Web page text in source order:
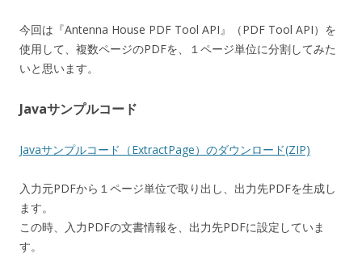
今回は『Antenna House PDF Tool API』（PDF Tool API）を
使用して、複数ページのPDFを、１ページ単位に分割してみた
いと思います。
Javaサンプルコード
Javaサンプルコード（ExtractPage）のダウンロード(ZIP)
入力元PDFから１ページ単位で取り出し、出力先PDFを生成し
ます。
この時、入力PDFの文書情報を、出力先PDFに設定していま
す。